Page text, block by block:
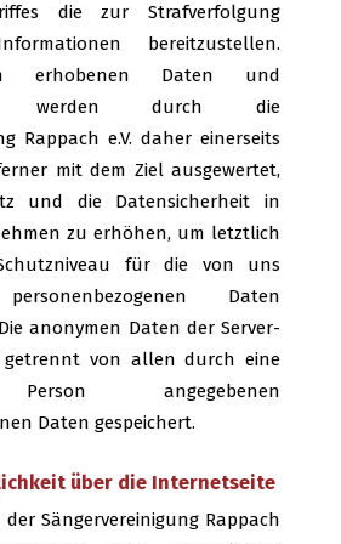
die zur Strafverfolgung
bereitzustellen.
erhobenen Daten und
werden durch die
Rappach e.V. daher einerseits
mit dem Ziel ausgewertet,
und die Datensicherheit in
zu erhöhen, um letztlich
für die von uns
Daten
anonymen Daten der Server-
getrennt von allen durch eine
angegebenen
Daten gespeichert.
über die Internetseite
Sängervereinigung Rappach